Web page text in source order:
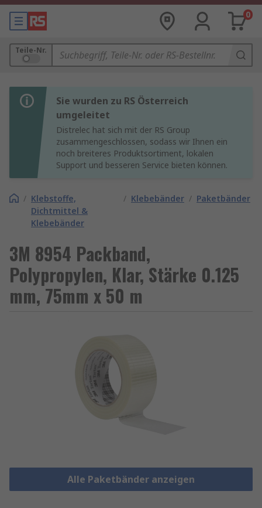
0
Teile-Nr.
Sie wurden zu RS Österreich
umgeleitet
Distrelec hat sich mit der RS Group
zusammengeschlossen, sodass wir Ihnen ein
noch breiteres Produktsortiment, lokalen
Support und besseren Service bieten können.
/ Klebstoffe,
Dichtmittel &
Klebebänder
/ Klebebänder / Paketbänder
3M 8954 Packband,
Polypropylen, Klar, Stärke 0.125
mm, 75mm x 50 m
Alle Paketbänder anzeigen